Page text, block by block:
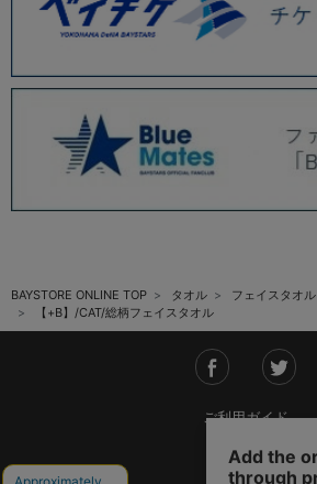
BAYSTORE ONLINE TOP タオル
フェイスタオル
【+B】/CAT/総柄フェイスタオル
ご利用ガイド
会社概要